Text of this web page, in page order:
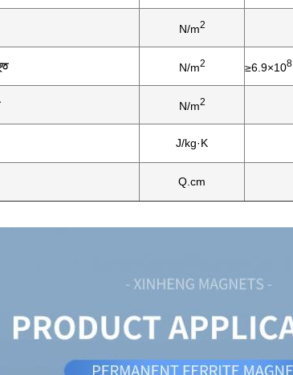
N/m2
N/m2 ≥6.9×108
N/m2
J/kg·K
Q.cm